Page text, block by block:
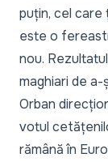
puțin, cel care
este o
nou.
maghiari de
Orban
votul
rămână în